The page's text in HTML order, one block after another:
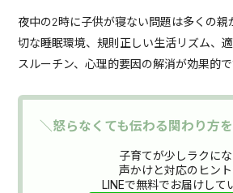
夜中の2時に子供が寝ない問題は多くの親
切な睡眠環境、規則正しい生活リズム、
スルーチン、心理的要因の解消が効果的で
＼怒らなくても伝わる関わり方
子育てが少しラクに
声かけと対応のヒン
LINEで無料でお届けして